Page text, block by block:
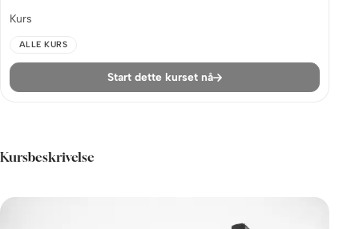
Kurs
ALLE KURS
Start dette kurset nå
Kursbeskrivelse